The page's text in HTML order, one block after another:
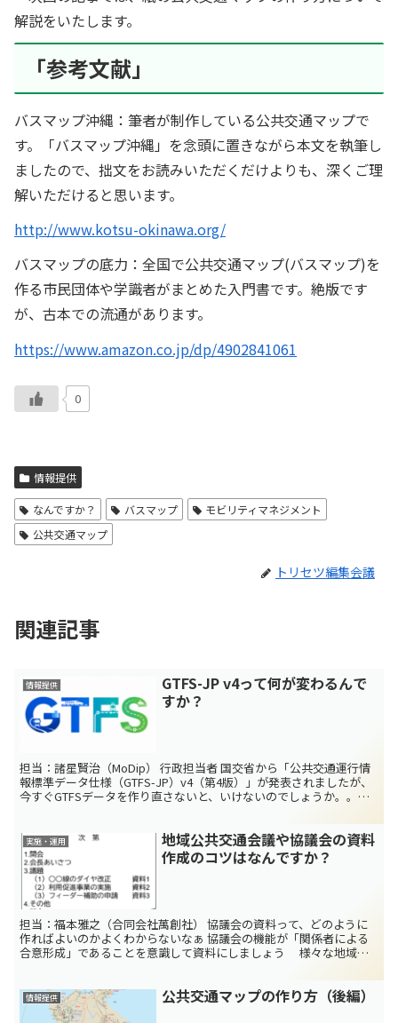
解説をいたします。
「参考文献」
バスマップ沖縄：筆者が制作している公共交通マップで
す。「バスマップ沖縄」を念頭に置きながら本文を執筆し
ましたので、拙文をお読みいただくだけよりも、深くご理
解いただけると思います。
http://www.kotsu-okinawa.org/
バスマップの底力：全国で公共交通マップ(バスマップ)を
作る市民団体や学識者がまとめた入門書です。絶版です
が、古本での流通があります。
https://www.amazon.co.jp/dp/4902841061
0
情報提供
なんですか？ バスマップ
モビリティマネジメント
公共交通マップ
トリセツ編集会議
関連記事
情報提供
GTFS-JP v4って何が変わるんで
すか？
担当：諸星賢治（MoDip） 行政担当者 国交省から「公共交通運行情
報標準データ仕様（GTFS-JP）v4（第4版）」が発表されましたが、
今すぐGTFSデータを作り直さないと、いけないのでしょうか。。。
実施・運用
地域公共交通会議や協議会の資料
作成のコツはなんですか？
担当：福本雅之（合同会社萬創社） 協議会の資料って、どのように
作ればよいのかよくわからないなぁ 協議会の機能が「関係者による
合意形成」であることを意識して資料にしましょう 様々な地域の
情報提供 公共交通マップの作り方（後編）